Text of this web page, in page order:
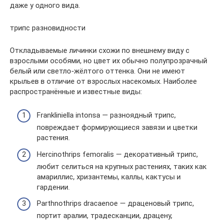
даже у одного вида.
трипс разновидности
Откладываемые личинки схожи по внешнему виду с
взрослыми особями, но цвет их обычно полупрозрачный
белый или светло-жёлтого оттенка. Они не имеют
крыльев в отличие от взрослых насекомых. Наиболее
распространённые и известные виды:
Frankliniella intonsa — разноядный трипс,
повреждает формирующиеся завязи и цветки
растения.
Hercinothrips femoralis — декоративный трипс,
любит селиться на крупных растениях, таких как
амариллис, хризантемы, каллы, кактусы и
гардении.
Parthnothrips dracaenoe — драценовый трипс,
портит аралии, традесканции, драцену,